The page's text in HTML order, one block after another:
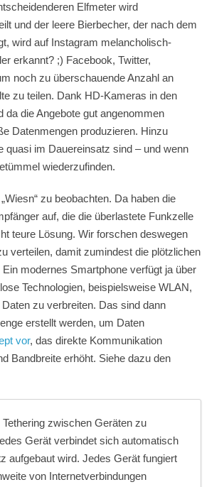
Elfmeter wird
und der leere Bierbecher, der nach dem
wird auf Instagram melancholisch-
erkannt? ;) Facebook, Twitter,
noch zu überschauende Anzahl an
zu teilen. Dank HD-Kameras in den
die Angebote gut angenommen
Datenmengen produzieren. Hinzu
quasi im Dauereinsatz sind – und wenn
wiederzufinden.
zu beobachten. Da haben die
auf, die die überlastete Funkzelle
teure Lösung. Wir forschen deswegen
verteilen, damit zumindest die plötzlichen
modernes Smartphone verfügt ja über
Technologien, beispielsweise WLAN,
zu verbreiten. Das sind dann
erstellt werden, um Daten
vor, das direkte Kommunikation
Bandbreite erhöht. Siehe dazu den
zwischen Geräten zu
Gerät verbindet sich automatisch
aufgebaut wird. Jedes Gerät fungiert
von Internetverbindungen